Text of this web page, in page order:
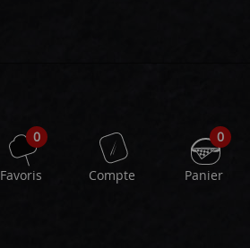
0
Favoris Compte
0
Panier